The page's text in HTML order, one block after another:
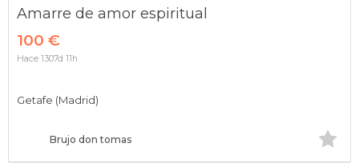
Amarre de amor espiritual
100 €
Brujo don tomas
Getafe (Madrid)
Hace 1307d 11h